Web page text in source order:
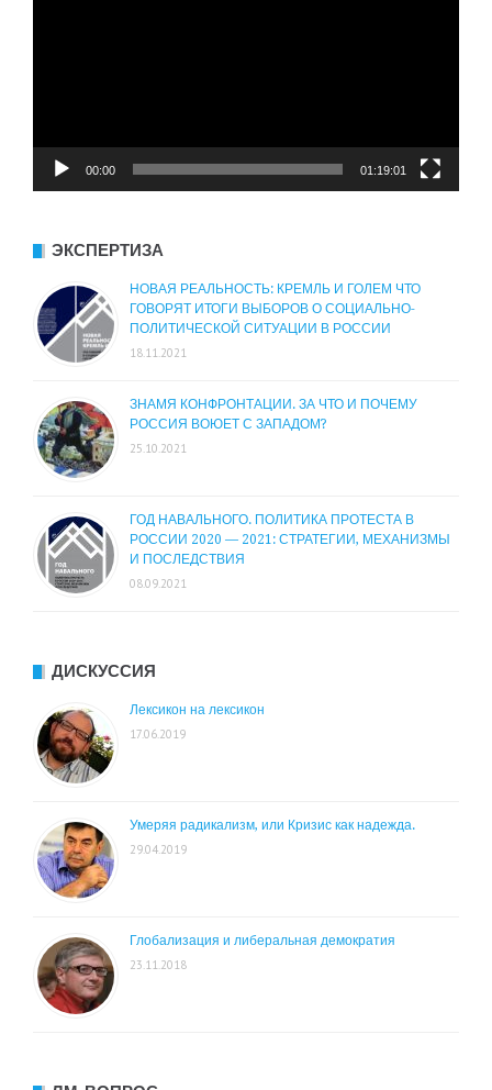
00:00 01:19:01
ЭКСПЕРТИЗА
НОВАЯ РЕАЛЬНОСТЬ: КРЕМЛЬ И ГОЛЕМ ЧТО
ГОВОРЯТ ИТОГИ ВЫБОРОВ О СОЦИАЛЬНО-
ПОЛИТИЧЕСКОЙ СИТУАЦИИ В РОССИИ
18.11.2021
ЗНАМЯ КОНФРОНТАЦИИ. ЗА ЧТО И ПОЧЕМУ
РОССИЯ ВОЮЕТ С ЗАПАДОМ?
25.10.2021
ГОД НАВАЛЬНОГО. ПОЛИТИКА ПРОТЕСТА В
РОССИИ 2020 — 2021: СТРАТЕГИИ, МЕХАНИЗМЫ
И ПОСЛЕДСТВИЯ
08.09.2021
ДИСКУССИЯ
Лексикон на лексикон
17.06.2019
Умеряя радикализм, или Кризис как надежда.
29.04.2019
Глобализация и либеральная демократия
23.11.2018